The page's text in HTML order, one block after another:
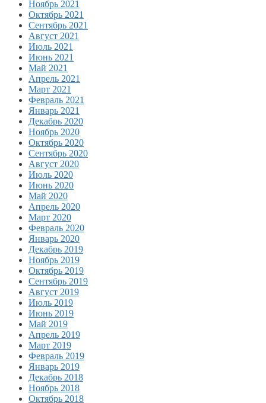
Ноябрь 2021
Октябрь 2021
Сентябрь 2021
Август 2021
Июль 2021
Июнь 2021
Май 2021
Апрель 2021
Март 2021
Февраль 2021
Январь 2021
Декабрь 2020
Ноябрь 2020
Октябрь 2020
Сентябрь 2020
Август 2020
Июль 2020
Июнь 2020
Май 2020
Апрель 2020
Март 2020
Февраль 2020
Январь 2020
Декабрь 2019
Ноябрь 2019
Октябрь 2019
Сентябрь 2019
Август 2019
Июль 2019
Июнь 2019
Май 2019
Апрель 2019
Март 2019
Февраль 2019
Январь 2019
Декабрь 2018
Ноябрь 2018
Октябрь 2018